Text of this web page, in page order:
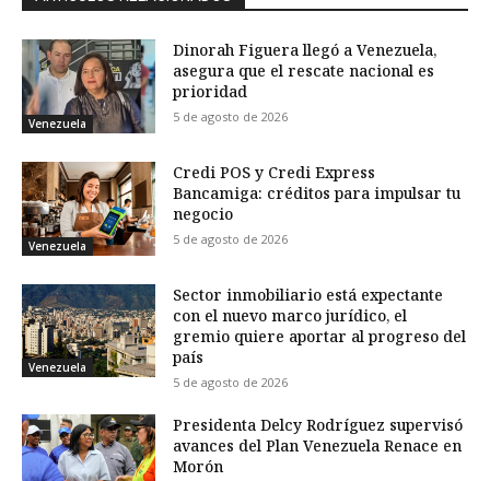
Venezuela
Dinorah Figuera llegó a Venezuela,
asegura que el rescate nacional es
prioridad
5 de agosto de 2026
Venezuela
Credi POS y Credi Express
Bancamiga: créditos para impulsar tu
negocio
5 de agosto de 2026
Venezuela
Sector inmobiliario está expectante
con el nuevo marco jurídico, el
gremio quiere aportar al progreso del
país
5 de agosto de 2026
Presidenta Delcy Rodríguez supervisó
avances del Plan Venezuela Renace en
Morón